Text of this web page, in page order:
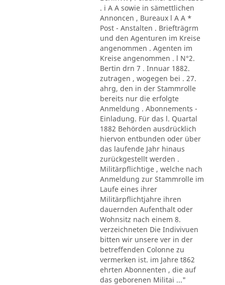
. i A A sowie in sämettlichen
Annoncen , Bureaux l A A *
Post - Anstalten . Briefträgrm
und den Agenturen im Kreise
angenommen . Agenten im
Kreise angenommen . l N°2.
Bertin drn 7 . Innuar 1882.
zutragen , wogegen bei . 27.
ahrg, den in der Stammrolle
bereits nur die erfolgte
Anmeldung . Abonnements -
Einladung. Für das l. Quartal
1882 Behörden ausdrücklich
hiervon entbunden oder über
das laufende Jahr hinaus
zurückgestellt werden .
Militärpflichtige , welche nach
Anmeldung zur Stammrolle im
Laufe eines ihrer
Militärpflichtjahre ihren
dauernden Aufenthalt oder
Wohnsitz nach einem 8.
verzeichneten Die Indivivuen
bitten wir unsere ver in der
betreffenden Colonne zu
vermerken ist. im Jahre t862
ehrten Abonnenten , die auf
das geborenen Militai ..."